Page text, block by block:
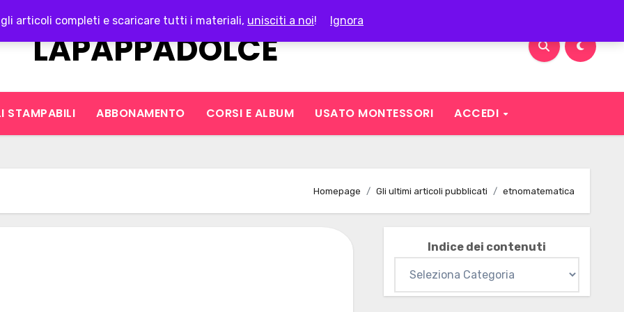
gli articoli completi e scaricare tutti i materiali, unisciti a noi! Ignora
LAPAPPADOLCE
STAMPABILI ABBONAMENTO CORSI E ALBUM USATO MONTESSORI ACCEDI
Homepage Gli ultimi articoli pubblicati etnomatematica
Indice dei contenuti